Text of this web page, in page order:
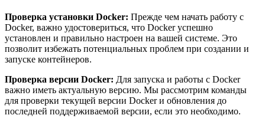
Проверка установки Docker: Прежде чем начать работу с
Docker, важно удостовериться, что Docker успешно
установлен и правильно настроен на вашей системе. Это
позволит избежать потенциальных проблем при создании и
запуске контейнеров.
Проверка версии Docker: Для запуска и работы с Docker
важно иметь актуальную версию. Мы рассмотрим команды
для проверки текущей версии Docker и обновления до
последней поддерживаемой версии, если это необходимо.